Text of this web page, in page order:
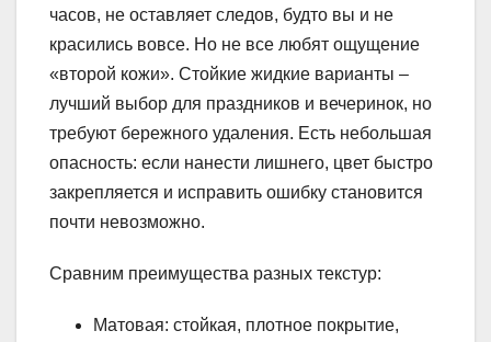
часов, не оставляет следов, будто вы и не
красились вовсе. Но не все любят ощущение
«второй кожи». Стойкие жидкие варианты –
лучший выбор для праздников и вечеринок, но
требуют бережного удаления. Есть небольшая
опасность: если нанести лишнего, цвет быстро
закрепляется и исправить ошибку становится
почти невозможно.
Сравним преимущества разных текстур:
Матовая: стойкая, плотное покрытие,